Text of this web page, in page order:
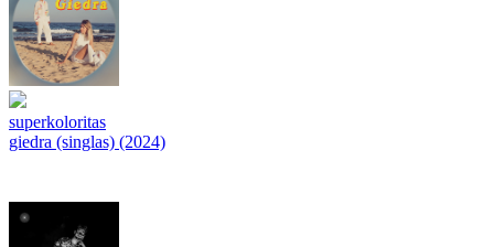
superkoloritas
giedra (singlas) (2024)